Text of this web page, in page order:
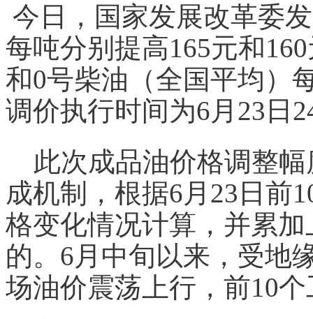
今日，国家发展改革委
每吨分别提高165元和
和0号柴油（全国平均）
调价执行时间为6月23日
此次成品油价格调整
成机制，根据6月23日前
格变化情况计算，并累
的。6月中旬以来，受地
场油价震荡上行，前10